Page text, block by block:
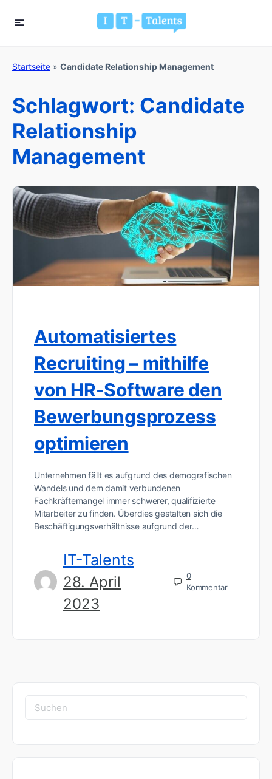
Startseite » Candidate Relationship Management
Schlagwort: Candidate
Relationship
Management
Automatisiertes
Recruiting – mithilfe
von HR-Software den
Bewerbungsprozess
optimieren
Unternehmen fällt es aufgrund des demografischen
Wandels und dem damit verbundenen
Fachkräftemangel immer schwerer, qualifizierte
Mitarbeiter zu finden. Überdies gestalten sich die
Beschäftigungsverhältnisse aufgrund der…
IT-Talents
28. April
2023
0
Kommentar
Suchen
nach: